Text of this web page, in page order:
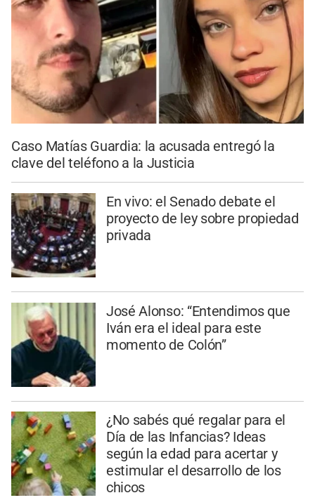
Caso Matías Guardia: la acusada entregó la
clave del teléfono a la Justicia
En vivo: el Senado debate el
proyecto de ley sobre propiedad
privada
José Alonso: “Entendimos que
Iván era el ideal para este
momento de Colón”
¿No sabés qué regalar para el
Día de las Infancias? Ideas
según la edad para acertar y
estimular el desarrollo de los
chicos